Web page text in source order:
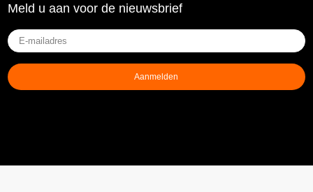
Meld u aan voor de nieuwsbrief
E-
mailadres(Vereist)
Aanmelden